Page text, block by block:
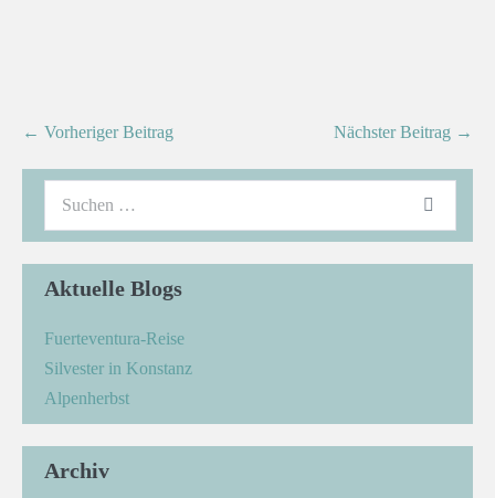
← Vorheriger Beitrag Nächster Beitrag →
Aktuelle Blogs
Fuerteventura-Reise
Silvester in Konstanz
Alpenherbst
Archiv